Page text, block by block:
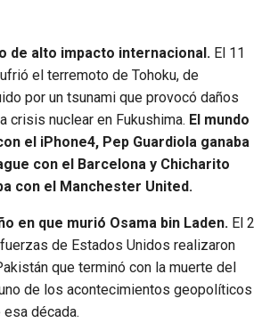
de alto impacto internacional. El 11
el terremoto de Tohoku, de
por un tsunami que provocó daños
crisis nuclear en Fukushima. El mundo
el iPhone4, Pep Guardiola ganaba
con el Barcelona y Chicharito
con el Manchester United.
en que murió Osama bin Laden. El 2
de Estados Unidos realizaron
que terminó con la muerte del
de los acontecimientos geopolíticos
década.